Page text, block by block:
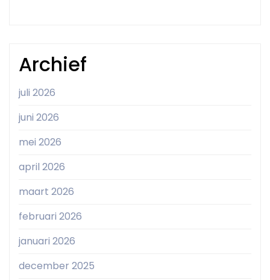
Archief
juli 2026
juni 2026
mei 2026
april 2026
maart 2026
februari 2026
januari 2026
december 2025